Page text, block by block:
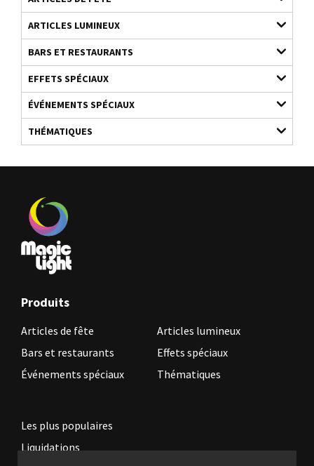
ARTICLES LUMINEUX
BARS ET RESTAURANTS
EFFETS SPÉCIAUX
ÉVÉNEMENTS SPÉCIAUX
THÉMATIQUES
Produits
Articles de fête
Articles lumineux
Bars et restaurants
Effets spéciaux
Événements spéciaux
Thématiques
Les plus populaires
Liquidations